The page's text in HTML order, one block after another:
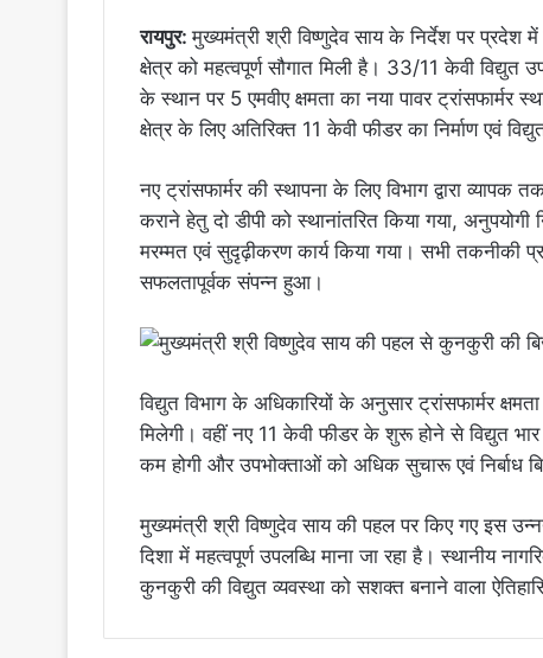
रायपुर:मुख्यमंत्री श्री विष्णुदेव साय के निर्देश पर
क्षेत्र को महत्वपूर्ण सौगात मिली है। 33/11 केवी विद्युत
के स्थान पर 5 एमवीए क्षमता का नया पावर ट्रांसफार्मर
क्षेत्र के लिए अतिरिक्त 11 केवी फीडर का निर्माण एवं
नए ट्रांसफार्मर की स्थापना के लिए विभाग द्वारा
कराने हेतु दो डीपी को स्थानांतरित किया गया, अनुपयोगी
मरम्मत एवं सुदृढ़ीकरण कार्य किया गया। सभी तकनीकी
सफलतापूर्वक संपन्न हुआ।
विद्युत विभाग के अधिकारियों के अनुसार ट्रांसफार्मर
मिलेगी। वहीं नए 11 केवी फीडर के शुरू होने से विद्युत
कम होगी और उपभोक्ताओं को अधिक सुचारू एवं निर्बाध
मुख्यमंत्री श्री विष्णुदेव साय की पहल पर किए गए इस
दिशा में महत्वपूर्ण उपलब्धि माना जा रहा है। स्थानीय
कुनकुरी की विद्युत व्यवस्था को सशक्त बनाने वाला